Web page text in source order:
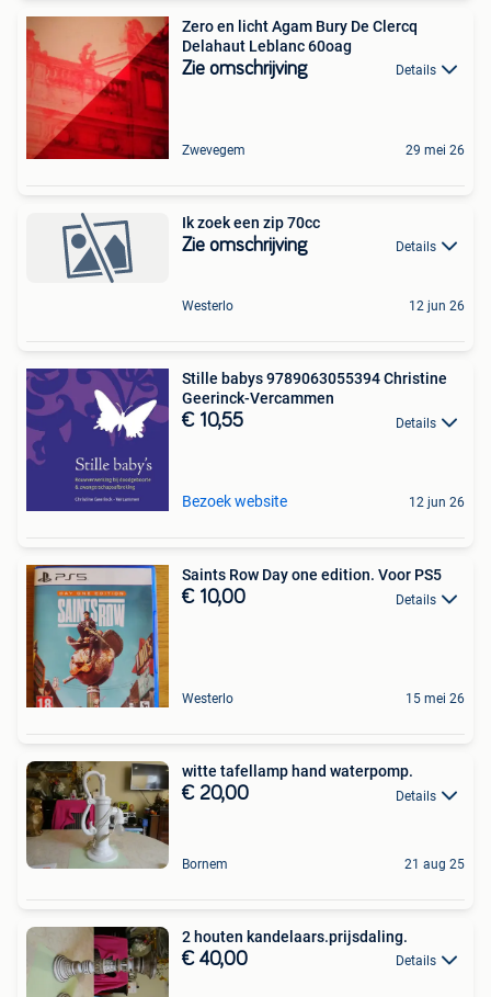
Zero en licht Agam Bury De Clercq
Delahaut Leblanc 60oag
Zie omschrijving Details
Zwevegem 29 mei 26
Ik zoek een zip 70cc
Zie omschrijving Details
Westerlo 12 jun 26
Stille babys 9789063055394 Christine
Geerinck-Vercammen
€ 10,55 Details
Bezoek website 12 jun 26
Saints Row Day one edition. Voor PS5
€ 10,00 Details
Westerlo 15 mei 26
witte tafellamp hand waterpomp.
€ 20,00 Details
Bornem 21 aug 25
2 houten kandelaars.prijsdaling.
€ 40,00 Details